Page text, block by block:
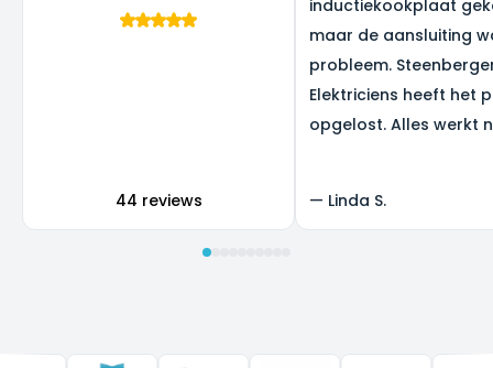
44 reviews
inductiekookplaat
maar de aansluiting
probleem.
Elektriciens heeft het
opgelost. Alles werkt
— Linda S.